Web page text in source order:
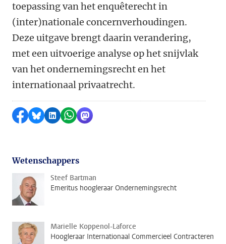
toepassing van het enquêterecht in
(inter)nationale concernverhoudingen.
Deze uitgave brengt daarin verandering,
met een uitvoerige analyse op het snijvlak
van het ondernemingsrecht en het
internationaal privaatrecht.
Delen op Facebook
Delen via Bluesky
Delen op LinkedIn
Delen via WhatsApp
Delen via Mastodon
Wetenschappers
Steef Bartman
Emeritus hoogleraar Ondernemingsrecht
Marielle Koppenol-Laforce
Hoogleraar Internationaal Commercieel Contracteren